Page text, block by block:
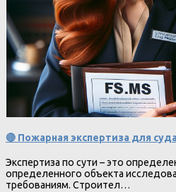
🔴 Пожарная экспертиза для суда
Экспертиза по сути – это
определенного объекта
требованиям. Строител…